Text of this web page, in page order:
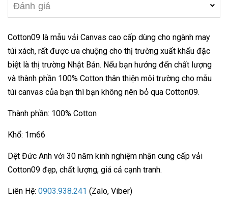
Đánh giá
Cotton09 là mẫu vải Canvas cao cấp dùng cho ngành may
túi xách, rất được ưa chuộng cho thị trường xuất khẩu đặc
biệt là thị trường Nhật Bản. Nếu bạn hướng đến chất lượng
và thành phần 100% Cotton thân thiện môi trường cho mẫu
túi canvas của bạn thì bạn không nên bỏ qua Cotton09.
Thành phần: 100% Cotton
Khổ: 1m66
Dệt Đức Anh với 30 năm kinh nghiệm nhận cung cấp vải
Cotton09 đẹp, chất lượng, giá cả cạnh tranh.
Liên Hệ: 0903.938.241 (Zalo, Viber)